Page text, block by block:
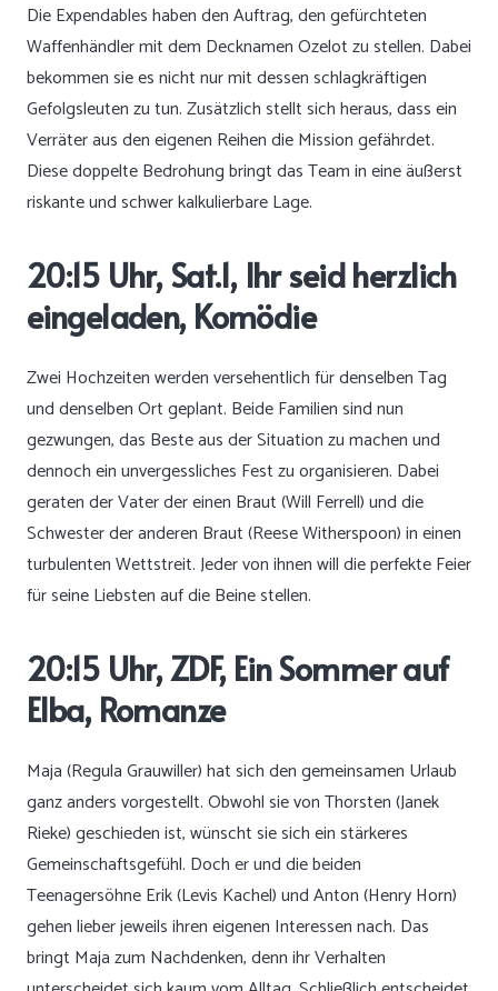
Die Expendables haben den Auftrag, den gefürchteten
Waffenhändler mit dem Decknamen Ozelot zu stellen. Dabei
bekommen sie es nicht nur mit dessen schlagkräftigen
Gefolgsleuten zu tun. Zusätzlich stellt sich heraus, dass ein
Verräter aus den eigenen Reihen die Mission gefährdet.
Diese doppelte Bedrohung bringt das Team in eine äußerst
riskante und schwer kalkulierbare Lage.
20:15 Uhr, Sat.1, Ihr seid herzlich
eingeladen, Komödie
Zwei Hochzeiten werden versehentlich für denselben Tag
und denselben Ort geplant. Beide Familien sind nun
gezwungen, das Beste aus der Situation zu machen und
dennoch ein unvergessliches Fest zu organisieren. Dabei
geraten der Vater der einen Braut (Will Ferrell) und die
Schwester der anderen Braut (Reese Witherspoon) in einen
turbulenten Wettstreit. Jeder von ihnen will die perfekte Feier
für seine Liebsten auf die Beine stellen.
20:15 Uhr, ZDF, Ein Sommer auf
Elba, Romanze
Maja (Regula Grauwiller) hat sich den gemeinsamen Urlaub
ganz anders vorgestellt. Obwohl sie von Thorsten (Janek
Rieke) geschieden ist, wünscht sie sich ein stärkeres
Gemeinschaftsgefühl. Doch er und die beiden
Teenagersöhne Erik (Levis Kachel) und Anton (Henry Horn)
gehen lieber jeweils ihren eigenen Interessen nach. Das
bringt Maja zum Nachdenken, denn ihr Verhalten